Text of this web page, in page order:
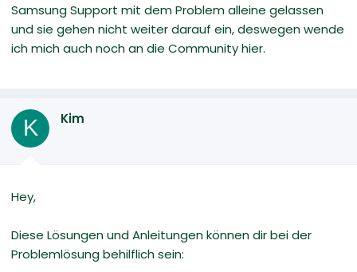
Samsung Support mit dem Problem alleine gelassen
und sie gehen nicht weiter darauf ein, deswegen wende
ich mich auch noch an die Community hier.
K Kim
Hey,
Diese Lösungen und Anleitungen können dir bei der
Problemlösung behilflich sein: